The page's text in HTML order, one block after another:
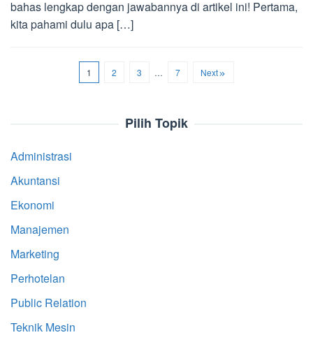
bahas lengkap dengan jawabannya di artikel ini! Pertama,
kita pahami dulu apa […]
1 2 3 … 7 Next
Pilih Topik
Administrasi
Akuntansi
Ekonomi
Manajemen
Marketing
Perhotelan
Public Relation
Teknik Mesin